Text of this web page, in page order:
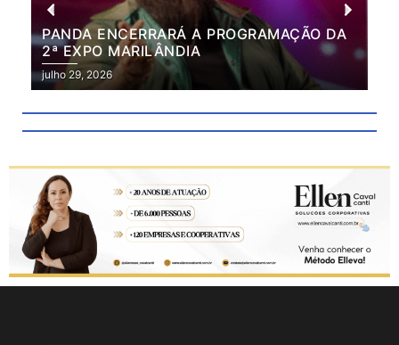
PANDA ENCERRARÁ A PROGRAMAÇÃO DA
2ª EXPO MARILÂNDIA
julho 29, 2026